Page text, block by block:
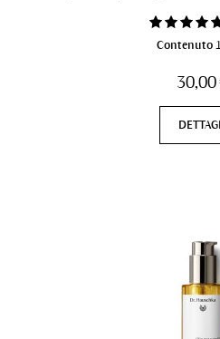
Contenuto
30,00